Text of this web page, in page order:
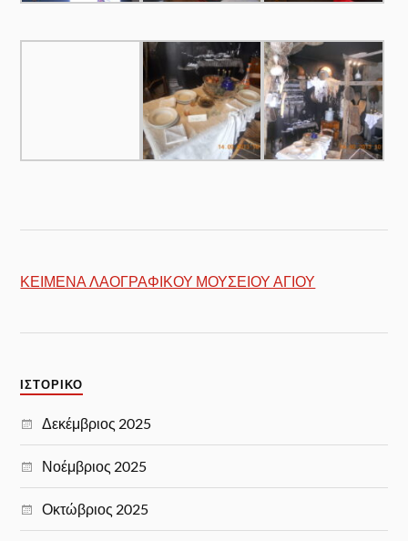
ΚΕΙΜΕΝΑ ΛΑΟΓΡΑΦΙΚΟΥ ΜΟΥΣΕΙΟΥ ΑΓΙΟΥ
ΙΣΤΟΡΙΚΌ
Δεκέμβριος 2025
Νοέμβριος 2025
Οκτώβριος 2025